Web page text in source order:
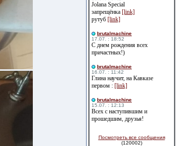
Jolana Special
запрещёнка [link]
рутуб [link]
brutalmachine
17.07. : 18:52
С днем рождения всех
причастных!)
brutalmachine
16.07. : 11:42
Глина научит, на Кавказе
первом : [link]
brutalmachine
15.07. : 12:13
Всех с наступившим и
прошедшим, друзья!
Посмотреть все сообщения
(120002)